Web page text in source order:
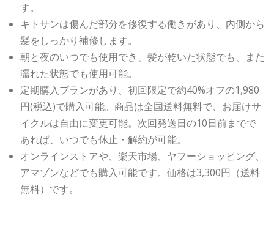
す。
キトサンは傷んだ部分を修復する働きがあり、内側から
髪をしっかり補修します。
朝と夜のいつでも使用でき、髪が乾いた状態でも、また
濡れた状態でも使用可能。
定期購入プランがあり、初回限定で約40%オフの1,980
円(税込)で購入可能。商品は全国送料無料で、お届けサ
イクルは自由に変更可能。次回発送日の10日前までで
あれば、いつでも休止・解約が可能。
オンラインストアや、楽天市場、ヤフーショッピング、
アマゾンなどでも購入可能です。価格は3,300円（送料
無料）です。